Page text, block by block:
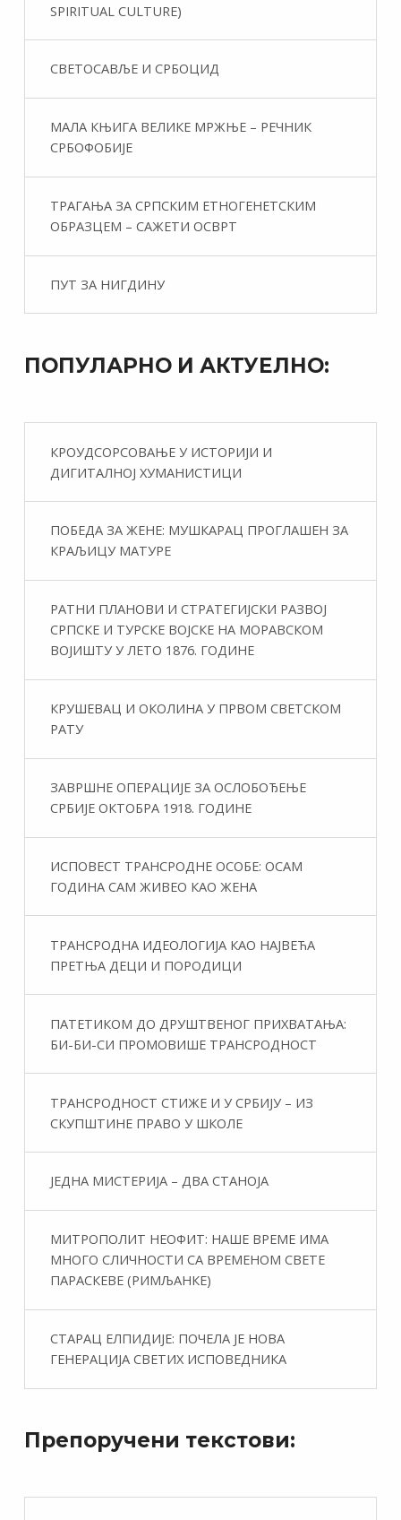
SPIRITUAL CULTURE)
СВЕТОСАВЉЕ И СРБОЦИД
МАЛА КЊИГА ВЕЛИКЕ МРЖЊЕ – РЕЧНИК
СРБОФОБИЈЕ
ТРАГАЊА ЗА СРПСКИМ ЕТНОГЕНЕТСКИМ
ОБРАЗЦЕМ – САЖЕТИ ОСВРТ
ПУТ ЗА НИГДИНУ
ПОПУЛАРНО И АКТУЕЛНО:
КРОУДСОРСОВАЊЕ У ИСТОРИЈИ И
ДИГИТАЛНОЈ ХУМАНИСТИЦИ
ПОБЕДА ЗА ЖЕНЕ: МУШКАРАЦ ПРОГЛАШЕН ЗА
КРАЉИЦУ МАТУРЕ
РАТНИ ПЛАНОВИ И СТРАТЕГИЈСКИ РАЗВОЈ
СРПСКЕ И ТУРСКЕ ВОЈСКЕ НА МОРАВСКОМ
ВОЈИШТУ У ЛЕТО 1876. ГОДИНЕ
КРУШЕВАЦ И ОКОЛИНА У ПРВОМ СВЕТСКОМ
РАТУ
ЗАВРШНЕ ОПЕРАЦИЈЕ ЗА ОСЛОБОЂЕЊЕ
СРБИЈЕ ОКТОБРА 1918. ГОДИНЕ
ИСПОВЕСТ ТРАНСРОДНЕ ОСОБЕ: ОСАМ
ГОДИНА САМ ЖИВЕО КАО ЖЕНА
ТРАНСРОДНА ИДЕОЛОГИЈА КАО НАЈВЕЋА
ПРЕТЊА ДЕЦИ И ПОРОДИЦИ
ПАТЕТИКОМ ДО ДРУШТВЕНОГ ПРИХВАТАЊА:
БИ-БИ-СИ ПРОМОВИШЕ ТРАНСРОДНОСТ
ТРАНСРОДНОСТ СТИЖЕ И У СРБИЈУ – ИЗ
СКУПШТИНЕ ПРАВО У ШКОЛЕ
ЈЕДНА МИСТЕРИЈА – ДВА СТАНОЈА
МИТРОПОЛИТ НЕОФИТ: НАШЕ ВРЕМЕ ИМА
МНОГО СЛИЧНОСТИ СА ВРЕМЕНОМ СВЕТЕ
ПАРАСКЕВЕ (РИМЉАНКЕ)
СТАРАЦ ЕЛПИДИЈЕ: ПОЧЕЛА ЈЕ НОВА
ГЕНЕРАЦИЈА СВЕТИХ ИСПОВЕДНИКА
Препоручени текстови: